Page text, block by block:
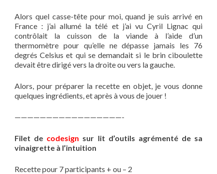
Alors quel casse-tête pour moi, quand je suis arrivé en
France : j’ai allumé la télé et j’ai vu Cyril Lignac qui
contrôlait la cuisson de la viande à l’aide d’un
thermomètre pour qu’elle ne dépasse jamais les 76
degrés Celsius et qui se demandait si le brin ciboulette
devait être dirigé vers la droite ou vers la gauche.
Alors, pour préparer la recette en objet, je vous donne
quelques ingrédients, et après à vous de jouer !
—————————————————-
Filet de codesign sur lit d’outils agrémenté de sa
vinaigrette à l’intuition
Recette pour 7 participants + ou – 2